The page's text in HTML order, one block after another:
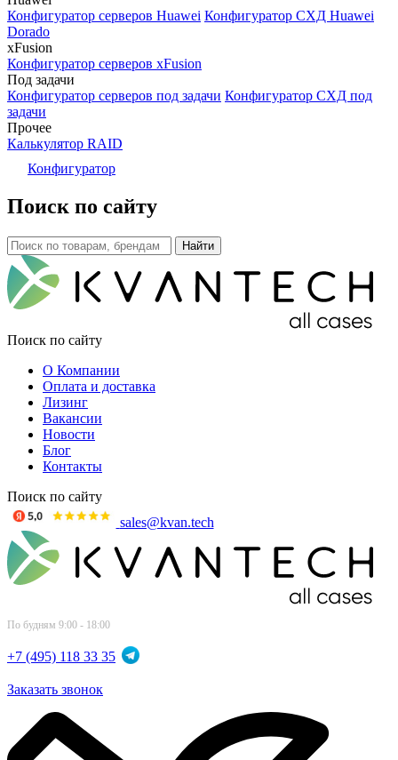
Конфигуратор серверов Huawei Конфигуратор СХД Huawei
Dorado
xFusion
Конфигуратор серверов xFusion
Под задачи
Конфигуратор серверов под задачи Конфигуратор СХД под
задачи
Прочее
Калькулятор RAID
Конфигуратор
Поиск по сайту
Поиск по сайту
О Компании
Оплата и доставка
Лизинг
Вакансии
Новости
Блог
Контакты
Поиск по сайту
sales@kvan.tech
По будням 9:00 - 18:00
+7 (495) 118 33 35
Заказать звонок